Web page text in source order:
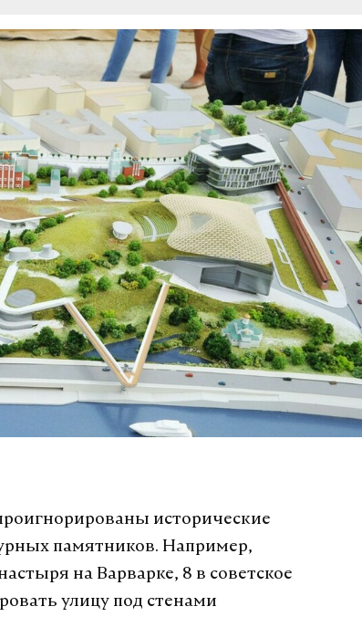
исторические
памятников. Например,
на Варварке, 8 в советское
улицу под стенами